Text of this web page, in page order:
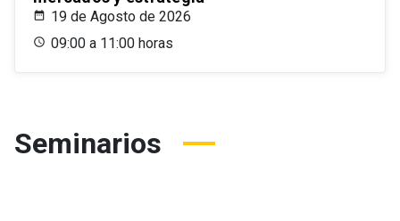
19 de Agosto de 2026
09:00 a 11:00 horas
Seminarios